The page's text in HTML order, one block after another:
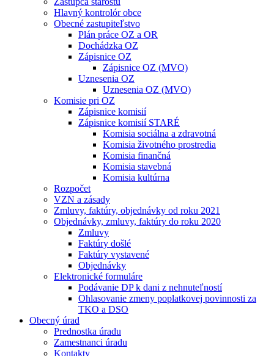
Hlavný kontrolór obce
Obecné zastupiteľstvo
Plán práce OZ a OR
Dochádzka OZ
Zápisnice OZ
Zápisnice OZ (MVO)
Uznesenia OZ
Uznesenia OZ (MVO)
Komisie pri OZ
Zápisnice komisií
Zápisnice komisií STARÉ
Komisia sociálna a zdravotná
Komisia životného prostredia
Komisia finančná
Komisia stavebná
Komisia kultúrna
Rozpočet
VZN a zásady
Zmluvy, faktúry, objednávky od roku 2021
Objednávky, zmluvy, faktúry do roku 2020
Zmluvy
Faktúry došlé
Faktúry vystavené
Objednávky
Elektronické formuláre
Podávanie DP k dani z nehnuteľností
Ohlasovanie zmeny poplatkovej povinnosti za
TKO a DSO
Obecný úrad
Prednostka úradu
Zamestnanci úradu
Kontakty